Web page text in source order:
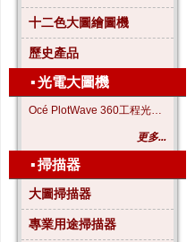
十二色大圖繪圖機
歷史產品
▪光電大圖機
Océ PlotWave 360工程光電大圖機
更多...
▪掃描器
大圖掃描器
專業用途掃描器